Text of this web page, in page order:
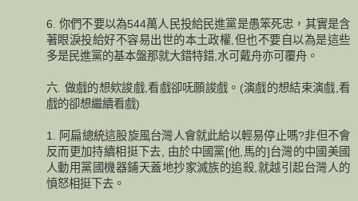
6. 你們不要以為544萬人民投給民進黨是愚笨死忠，其實是含
著眼淚投給好不容易出世的本土政權,但也不要自以為是這些
多是民進黨的基本盤那就大錯特錯,水可戴舟亦可覆舟。
六. 做戲的想欸誜戲,看戲卻呒願誜戲。(演戲的想結束演戲,看
戲的卻想繼續看戲)
1. 阿扁總統這股旋風台灣人會就此給以輕易停止嗎?非但不會
反而更加持續相挺下去, 由於中國黨[他,馬的]台灣的中國美國
人動用黨國機器鋪天蓋地抄家滅族的追殺,就越引起台灣人的
憤怒相挺下去。